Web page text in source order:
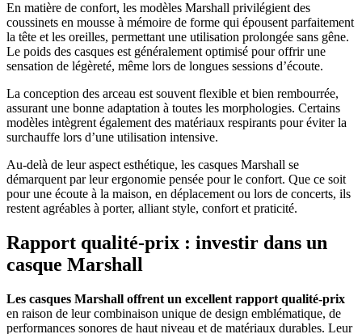
En matière de confort, les modèles Marshall privilégient des
coussinets en mousse à mémoire de forme qui épousent parfaitement
la tête et les oreilles, permettant une utilisation prolongée sans gêne.
Le poids des casques est généralement optimisé pour offrir une
sensation de légèreté, même lors de longues sessions d’écoute.
La conception des arceau est souvent flexible et bien rembourrée,
assurant une bonne adaptation à toutes les morphologies. Certains
modèles intègrent également des matériaux respirants pour éviter la
surchauffe lors d’une utilisation intensive.
Au-delà de leur aspect esthétique, les casques Marshall se
démarquent par leur ergonomie pensée pour le confort. Que ce soit
pour une écoute à la maison, en déplacement ou lors de concerts, ils
restent agréables à porter, alliant style, confort et praticité.
Rapport qualité-prix : investir dans un
casque Marshall
Les casques Marshall offrent un excellent rapport qualité-prix
en raison de leur combinaison unique de design emblématique, de
performances sonores de haut niveau et de matériaux durables. Leur